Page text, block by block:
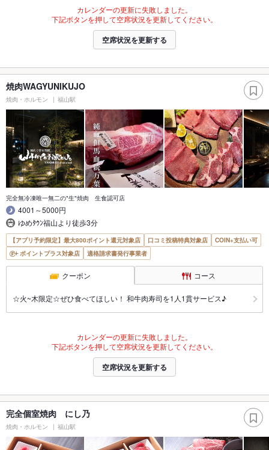
カレンダーの更新に失敗しました。
下記ボタンを押して空席状況を更新してください。
空席状況を更新する
焼肉WAGYUNIKUJO
焼肉・ホルモン 福山駅
完全無冷凍唯一無二の"生"焼肉 生食認可店
4001～5000円
ゆめﾀｳﾝ福山より徒歩3分
【アプリ予約限定】最大800ポイント還元対象店 口コミ投稿特典対象店
COIN+支払い可
ポイントプラス対象店
適格請求書発行事業者
クーポン コース
☆火~木限定☆ぜひ食べてほしい！ 和牛肉寿司を1人1貫サービス♪
カレンダーの更新に失敗しました。
下記ボタンを押して空席状況を更新してください。
空席状況を更新する
完全個室焼肉 にし乃
焼肉・ホルモン 福山駅